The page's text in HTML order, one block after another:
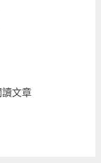
文章